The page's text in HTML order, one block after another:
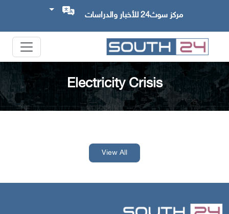
مركز سوث24 للأخبار والدراسات
Electricity Crisis
View All